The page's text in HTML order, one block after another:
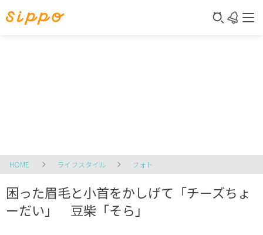
HOME ライフスタイル フォト
困った眉毛と小首をかしげて「チーズちょ
ーだい」 豆柴「そら」